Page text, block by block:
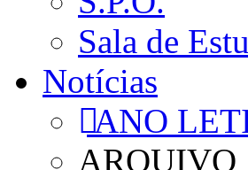
Sala de
Notícias
ANO
ARQUIVO